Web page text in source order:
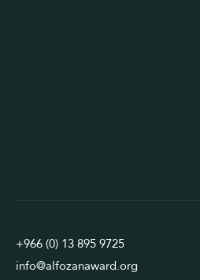
+966 (0) 13 895 9725
info@alfozanaward.org